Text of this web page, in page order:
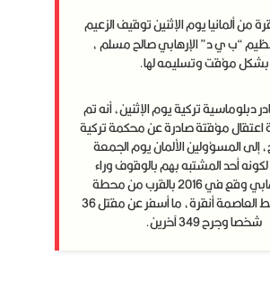
من ألمانيا يوم الإثنين توقيف الزعيم
“ب ي د” الإرهابي صالح مسلم ،
بشكل مؤقت وتسليمه لها.
دبلوماسية تركية يوم الإثنين، أنه تم
اعتقال مؤقتة صادرة عن محكمة تركية
إلى المسؤولين الألمان يوم الجمعة
أحد المشتبه بهم بالوقوف وراء
هجوم إرهابي وقع في 2016 بالقرب من محطة
قطارات وسط العاصمة أنقرة، ما أسفر عن مقتل 36
شخصا وجرح 349 آخرين.